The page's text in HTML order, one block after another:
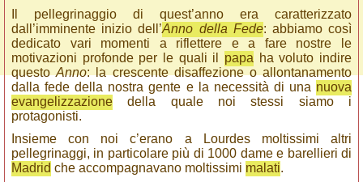
Il pellegrinaggio di quest’anno era caratterizzato
dall’imminente inizio dell’Anno della Fede: abbiamo così
dedicato vari momenti a riflettere e a fare nostre le
motivazioni profonde per le quali il papa ha voluto indire
questoAnno: la crescente disaffezione o allontanamento
dalla fede della nostra gente e la necessità di una nuova
evangelizzazione della quale noi stessi siamo i
protagonisti.
Insieme con noi c’erano a Lourdes moltissimi altri
pellegrinaggi, in particolare più di 1000 dame e barellieri di
Madrid che accompagnavano moltissimi malati.